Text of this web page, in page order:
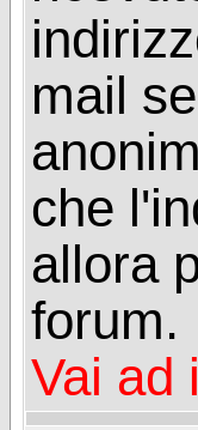
mail
che
allora
forum.
Vai ad